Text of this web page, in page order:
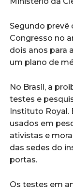
Segundo prevê
Congresso no
dois anos para
um plano de
No Brasil, a
testes e
Instituto Royal.
usados em
ativistas e
das sedes do
portas.
Os testes em